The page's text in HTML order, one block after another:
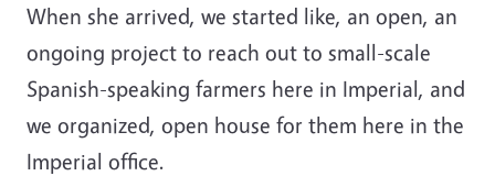
When she arrived, we started like, an open, an
ongoing project to reach out to small-scale
Spanish-speaking farmers here in Imperial, and
we organized, open house for them here in the
Imperial office.